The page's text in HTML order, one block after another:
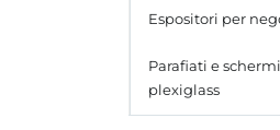
ganci
Laminato
Laminato
All design
Espositori per
Parafiati e
plexiglass